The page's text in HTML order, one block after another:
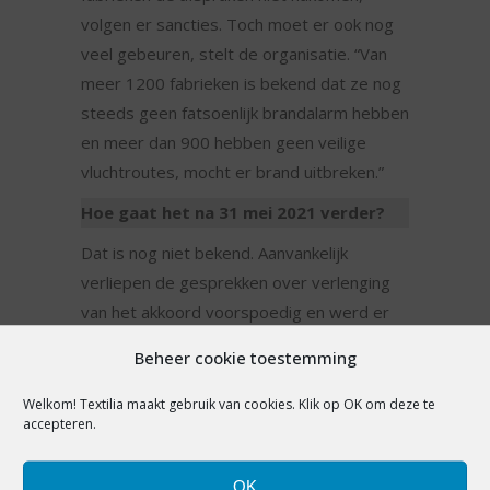
Beheer cookie toestemming
Welkom! Textilia maakt gebruik van cookies. Klik op OK om deze te
accepteren.
OK
volgen er sancties. Toch moet er ook nog
veel gebeuren, stelt de organisatie. “Van
meer 1200 fabrieken is bekend dat ze nog
steeds geen fatsoenlijk brandalarm hebben
en meer dan 900 hebben geen veilige
vluchtroutes, mocht er brand uitbreken.”
Hoe gaat het na 31 mei 2021 verder?
Dat is nog niet bekend. Aanvankelijk
verliepen de gesprekken over verlenging
van het akkoord voorspoedig en werd er
productielanden, zegt Gerben de Jong, die
inmiddels met pensioen is maar ten tijde
van de Rana Plaza-ramp de Nederlandse
ambassadeur in Bangladesh was. Nu